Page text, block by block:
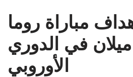
مباراة روما
في الدوري
الأوروبي